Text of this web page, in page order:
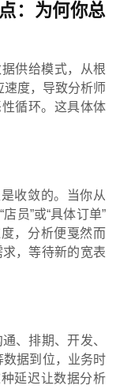
：为何你总
供给模式，从根
度，导致分析师
性循环。这具体体
收敛的。当你从
员”或“具体订单”
，分析便戛然而
，等待新的宽表
、排期、开发、
数据到位，业务时
延迟让数据分析